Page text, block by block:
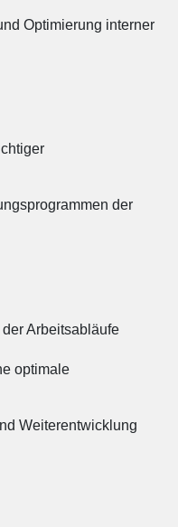
Optimierung interner
der
Arbeitsabläufe
optimale
Weiterentwicklung